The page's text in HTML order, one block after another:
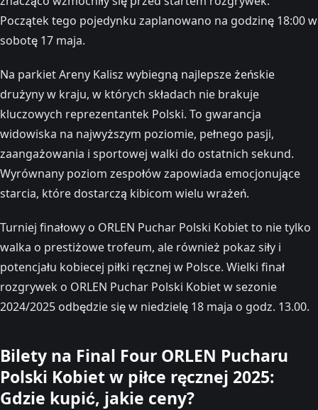
Początek tego pojedynku zaplanowano na godzinę 18:00 w
sobotę 17 maja.
Na parkiet Areny Kalisz wybiegną najlepsze żeńskie
drużyny w kraju, w których składach nie brakuje
kluczowych reprezentantek Polski. To gwarancja
widowiska na najwyższym poziomie, pełnego pasji,
zaangażowania i sportowej walki do ostatnich sekund.
Wyrównany poziom zespołów zapowiada emocjonujące
starcia, które dostarczą kibicom wielu wrażeń.
Turniej finałowy o ORLEN Puchar Polski Kobiet to nie tylko
walka o prestiżowe trofeum, ale również pokaz siły i
potencjału kobiecej piłki ręcznej w Polsce. Wielki finał
rozgrywek o ORLEN Puchar Polski Kobiet w sezonie
2024/2025 odbędzie się w niedzielę 18 maja o godz. 13.00.
Bilety na Final Four ORLEN Pucharu
Polski Kobiet w piłce ręcznej 2025:
Gdzie kupić, jakie ceny?